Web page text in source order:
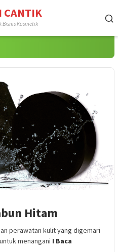
CANTIK
Bisnis Kosmetik
Hitam
perawatan kulit yang digemari
menangani I Baca